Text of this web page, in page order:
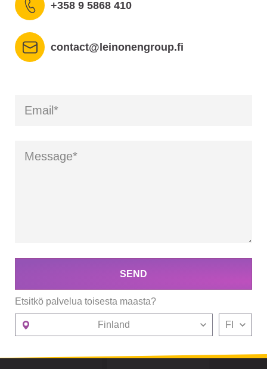
+358 9 5868 410
contact@leinonengroup.fi
SEND
Etsitkö palvelua toisesta maasta?
Finland FI